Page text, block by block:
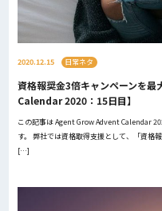
2020.12.15 日常ネタ
資格報奨金3倍キャンペーンを
Calendar 2020：15日目】
この記事は Agent Grow Advent Calendar
す。 弊社では資格取得支援として、「資格
[…]